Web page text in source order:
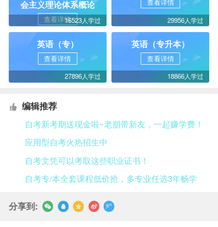
会主义理论体系概论
查看详情16523人学过
查看详情
29956人学过
英语（专）
查看详情
27896人学过
英语（专升本）
查看详情
18866人学过
编辑推荐
自考新考期送现金啦~老朋带新友，一起赚学费！
应用型自考火热招生中
自考文凭可以考取这些职业证书！
自考专/本全套课程低价抢，多专业任选3年畅学
分享到: